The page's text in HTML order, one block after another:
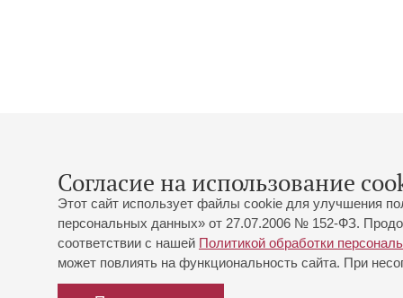
Согласие на использование
Этот сайт использует файлы cookie для улучшения
персональных данных» от 27.07.2006 № 152-ФЗ.
соответствии с нашей Политикой обработки
может повлиять на функциональность сайта. При